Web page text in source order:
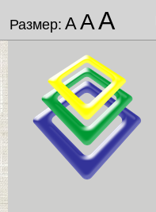
Размер: ААА